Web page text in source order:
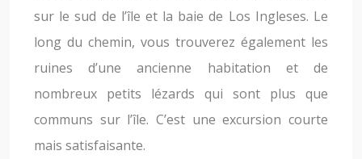
sur le sud de l’île et la baie de Los Ingleses. Le
long du chemin, vous trouverez également les
ruines d’une ancienne habitation et de
nombreux petits lézards qui sont plus que
communs sur l’île. C’est une excursion courte
mais satisfaisante.